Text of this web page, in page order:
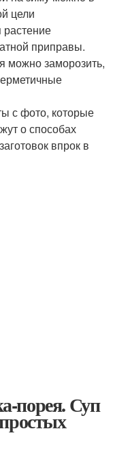
цели
растение
приправы.
можно заморозить,
с фото, которые
о способах
впрок в
порея. Суп